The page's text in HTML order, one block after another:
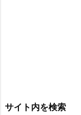
サイト内を検索